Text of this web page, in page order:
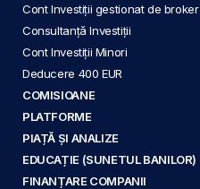
Cont Investiții gestionat de broker
Consultanță Investiții
Cont Investiții Minori
Deducere 400 EUR
COMISIOANE
PLATFORME
PIAȚĂ ȘI ANALIZE
EDUCAȚIE (SUNETUL BANILOR)
FINANȚARE COMPANII